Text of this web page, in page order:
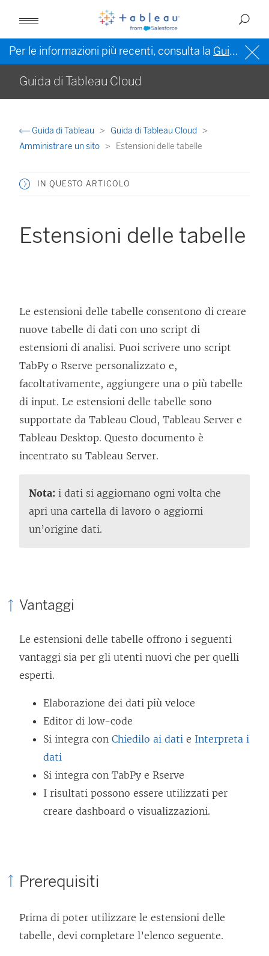
Per le informazioni più recenti, consulta la Guida di Tableau in inglese (Stati Uniti)
Guida di Tableau Cloud
Guida di Tableau
Guida di Tableau Cloud
Amministrare un sito
Estensioni delle tabelle
IN QUESTO ARTICOLO
Estensioni delle tabelle
Le estensioni delle tabelle consentono di creare
nuove tabelle di dati con uno script di
estensioni di analisi. Puoi scrivere uno script
TabPy o Rserve personalizzato e,
facoltativamente, aggiungere una o più tabelle
di input. Le estensioni delle tabelle sono
supportate da Tableau Cloud, Tableau Server e
Tableau Desktop. Questo documento è
incentrato su Tableau Server.
Nota: i dati si aggiornano ogni volta che
apri una cartella di lavoro o aggiorni
un’origine dati.
Vantaggi
Le estensioni delle tabelle offrono i seguenti
vantaggi sia per gli utenti nuovi che per quelli
esperti.
Elaborazione dei dati più veloce
Editor di low-code
Si integra con Chiedilo ai dati e Interpreta i
dati
Si integra con TabPy e Rserve
I risultati possono essere utilizzati per
creare dashboard o visualizzazioni.
Prerequisiti
Prima di poter utilizzare le estensioni delle
tabelle, devi completare l’elenco seguente.